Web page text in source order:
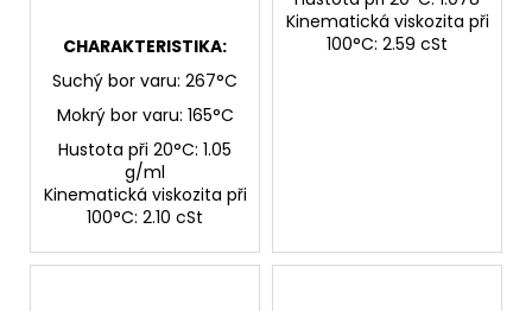
CHARAKTERISTIKA:
Suchý bor varu: 267°C
Mokrý bor varu: 165°C
Hustota při 20°C: 1.05
g/ml
Kinematická viskozita při
100°C: 2.10 cSt
Kinematická viskozita při
100°C: 2.59 cSt